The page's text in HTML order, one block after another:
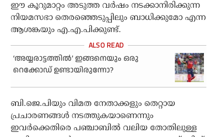
ഈ കൂറുമാറ്റം അടുത്ത വര്‍ഷം നടക്കാനിരിക്കുന്ന
നിയമസഭാ തെരഞ്ഞെടുപ്പിലും ബാധിക്കുമോ എന്ന
ആശങ്കയും എ.എ.പിക്കുണ്ട്.
‘അയ്യരാട്ടത്തില്‍’ ഇങ്ങനെയും ഒരു
റെക്കോഡ് ഉണ്ടായിരുന്നോ?
ബി.ജെ.പിയും വിമത നേതാക്കളും തെറ്റായ
പ്രചാരണങ്ങള്‍ നടത്തുകയാണെന്നും
ഇവര്‍ക്കെതിരെ പഞ്ചാബില്‍ വലിയ തോതിലുള്ള